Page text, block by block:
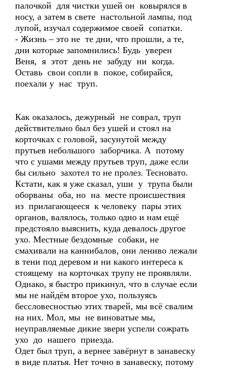
палочкой для чистки ушей он ковырялся в
носу, а затем в свете настольной лампы, под
лупой, изучал содержимое своей сопатки.
- Жизнь – это не те дни, что прошли, а те,
дни которые запомнились! Будь уверен
Веня, я этот день не забуду ни когда.
Оставь свои сопли в покое, собирайся,
поехали у нас труп.
Как оказалось, дежурный не соврал, труп
действительно был без ушей и стоял на
корточках с головой, засунутой между
прутьев небольшого заборчика. А потому
что с ушами между прутьев труп, даже если
бы сильно захотел то не пролез. Тесновато.
Кстати, как я уже сказал, уши у трупа были
оборваны оба, но на месте происшествия
из прилагающееся к человеку пары этих
органов, валялось, только одно и нам ещё
предстояло выяснить, куда девалось другое
ухо. Местные бездомные собаки, не
смахивали на каннибалов, они лениво лежали
в тени под деревом и ни какого интереса к
стоящему на корточках трупу не проявляли.
Однако, я быстро прикинул, что в случае если
мы не найдём второе ухо, пользуясь
бессловесностью этих тварей, мы всё свалим
на них. Мол, мы не виноватые мы,
неуправляемые дикие звери успели сожрать
ухо до нашего приезда.
Одет был труп, а вернее завёрнут в занавеску
в виде платья. Нет точно в занавеску, потому